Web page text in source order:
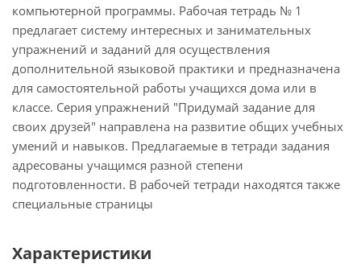
компьютерной программы. Рабочая тетрадь № 1
предлагает систему интересных и занимательных
упражнений и заданий для осуществления
дополнительной языковой практики и предназначена
для самостоятельной работы учащихся дома или в
классе. Серия упражнений "Придумай задание для
своих друзей" направлена на развитие общих учебных
умений и навыков. Предлагаемые в тетради задания
адресованы учащимся разной степени
подготовленности. В рабочей тетради находятся также
специальные страницы
Характеристики